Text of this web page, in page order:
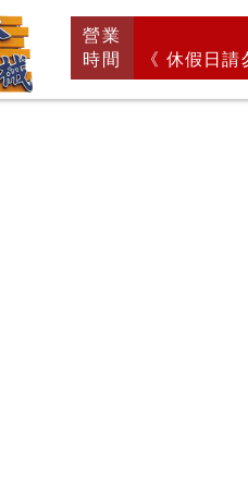
營業
時間
《 休假日